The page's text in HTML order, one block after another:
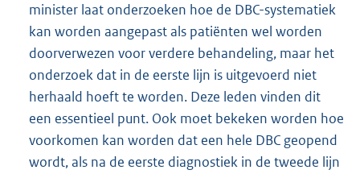
minister laat onderzoeken hoe de DBC-systematiek
kan worden aangepast als patiënten wel worden
doorverwezen voor verdere behandeling, maar het
onderzoek dat in de eerste lijn is uitgevoerd niet
herhaald hoeft te worden. Deze leden vinden dit
een essentieel punt. Ook moet bekeken worden hoe
voorkomen kan worden dat een hele DBC geopend
wordt, als na de eerste diagnostiek in de tweede lijn